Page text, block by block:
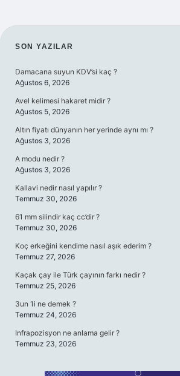
SIDEBAR
SON YAZILAR
Damacana suyun KDV’si kaç ?
Ağustos 6, 2026
Avel kelimesi hakaret midir ?
Ağustos 5, 2026
Altın fiyatı dünyanın her yerinde aynı mı ?
Ağustos 3, 2026
A modu nedir ?
Ağustos 3, 2026
Kallavi nedir nasıl yapılır ?
Temmuz 30, 2026
61 mm silindir kaç cc’dir ?
Temmuz 30, 2026
Koç erkeğini kendime nasıl aşık ederim ?
Temmuz 27, 2026
Kaçak çay ile Türk çayının farkı nedir ?
Temmuz 25, 2026
3un 1i ne demek ?
Temmuz 24, 2026
Infrapozisyon ne anlama gelir ?
Temmuz 23, 2026